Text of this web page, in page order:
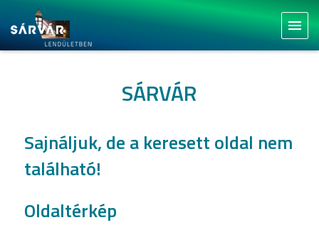
menu
SÁRVÁR
Sajnáljuk, de a keresett oldal nem
található!
Oldaltérkép